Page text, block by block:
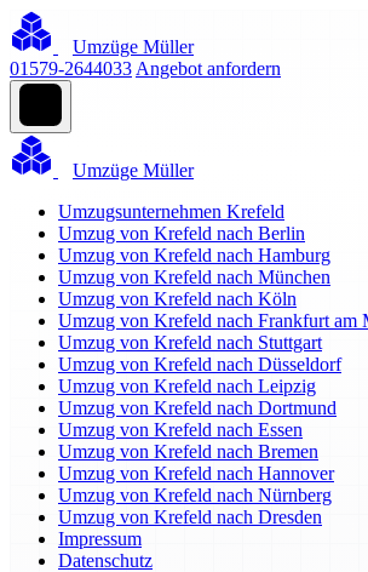
Umzüge Müller
01579-2644033 Angebot anfordern
Umzüge Müller
Umzugsunternehmen Krefeld
Umzug von Krefeld nach Berlin
Umzug von Krefeld nach Hamburg
Umzug von Krefeld nach München
Umzug von Krefeld nach Köln
Umzug von Krefeld nach Frankfurt am
Umzug von Krefeld nach Stuttgart
Umzug von Krefeld nach Düsseldorf
Umzug von Krefeld nach Leipzig
Umzug von Krefeld nach Dortmund
Umzug von Krefeld nach Essen
Umzug von Krefeld nach Bremen
Umzug von Krefeld nach Hannover
Umzug von Krefeld nach Nürnberg
Umzug von Krefeld nach Dresden
Impressum
Datenschutz